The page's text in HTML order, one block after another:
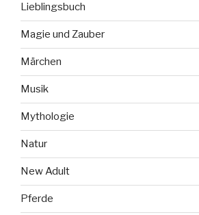
Lieblingsbuch
Magie und Zauber
Märchen
Musik
Mythologie
Natur
New Adult
Pferde